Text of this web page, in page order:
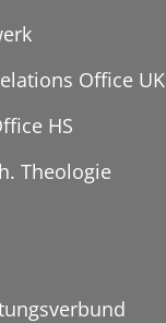
Office UK
HS
Theologie